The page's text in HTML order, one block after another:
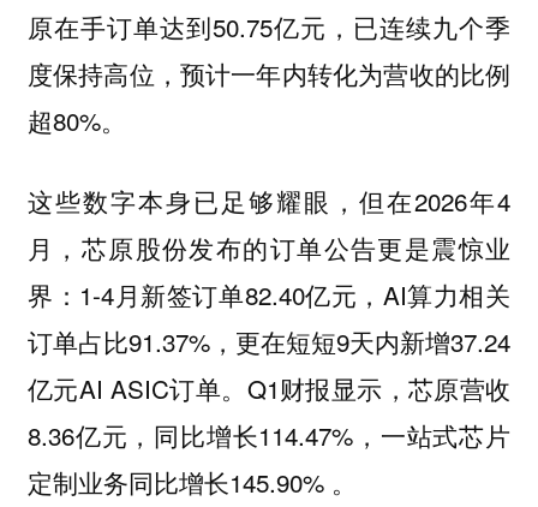
原在手订单达到50.75亿元，已连续九个季
度保持高位，预计一年内转化为营收的比例
超80%。
这些数字本身已足够耀眼，但在2026年4
月，芯原股份发布的订单公告更是震惊业
界：1-4月新签订单82.40亿元，AI算力相关
订单占比91.37%，更在短短9天内新增37.24
亿元AI ASIC订单。Q1财报显示，芯原营收
8.36亿元，同比增长114.47%，一站式芯片
定制业务同比增长145.90% 。